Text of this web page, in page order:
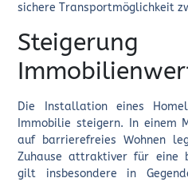
sichere Transportmöglichkeit
Die Installation eines
Immobilie steigern. In einem
auf barrierefreies Wohnen
Zuhause attraktiver für eine
gilt insbesondere in